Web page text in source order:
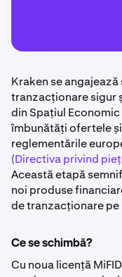
Kraken se
tranzacționare sigur
din Spațiul Economic
îmbunătăți ofertele
reglementările
(Directiva privind
Această etapă
noi produse
de tranzacționare
Ce se schimbă?
Cu noua licență